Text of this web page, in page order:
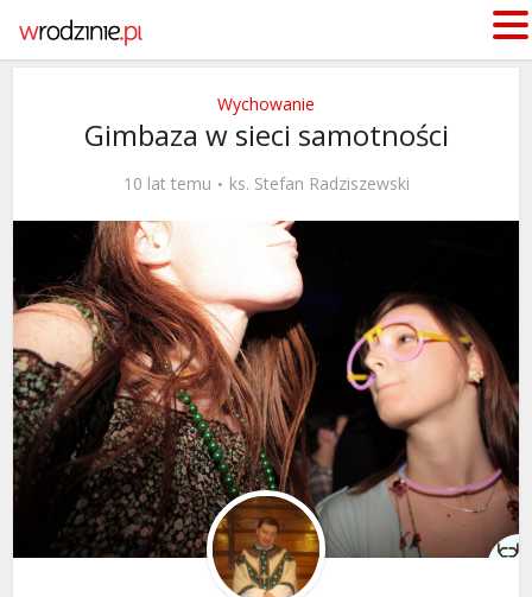
Wychowanie
Gimbaza w sieci samotności
10 lat temu ks. Stefan Radziszewski